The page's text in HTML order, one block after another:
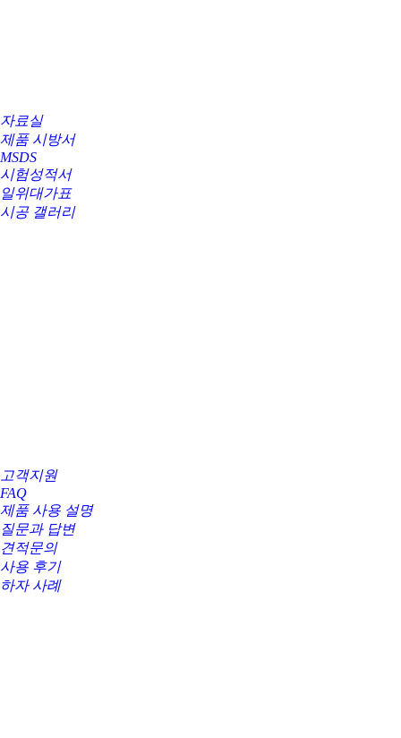
자료실
제품 시방서
MSDS
시험성적서
일위대가표
시공 갤러리
고객지원
FAQ
제품 사용 설명
질문과 답변
견적문의
사용 후기
하자 사례